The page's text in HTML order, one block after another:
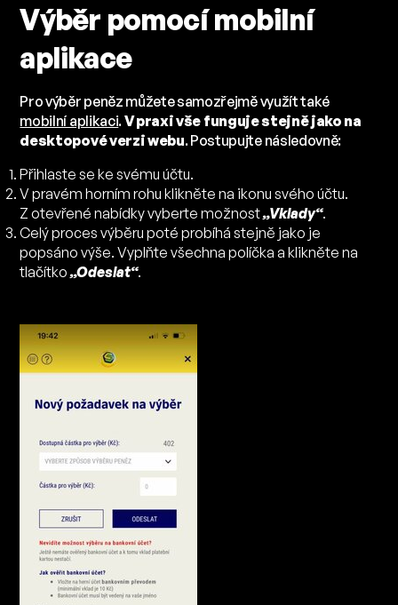
Výběr pomocí mobilní
aplikace
Pro výběr peněz můžete samozřejmě využít také
mobilní aplikaci.V praxi vše funguje stejně jako na
desktopové verzi webu. Postupujte následovně:
Přihlaste se ke svému účtu.
V pravém horním rohu klikněte na ikonu svého účtu.
Z otevřené nabídky vyberte možnost„Vklady“.
Celý proces výběru poté probíhá stejně jako je
popsáno výše. Vyplňte všechna políčka a klikněte na
tlačítko„Odeslat“.